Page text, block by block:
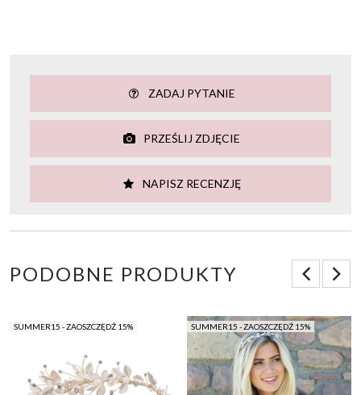
ZADAJ PYTANIE
PRZEŚLIJ ZDJĘCIE
NAPISZ RECENZJĘ
PODOBNE PRODUKTY
SUMMER15 - ZAOSZCZĘDŹ 15% SUMMER15 - ZAOSZCZĘDŹ 15%